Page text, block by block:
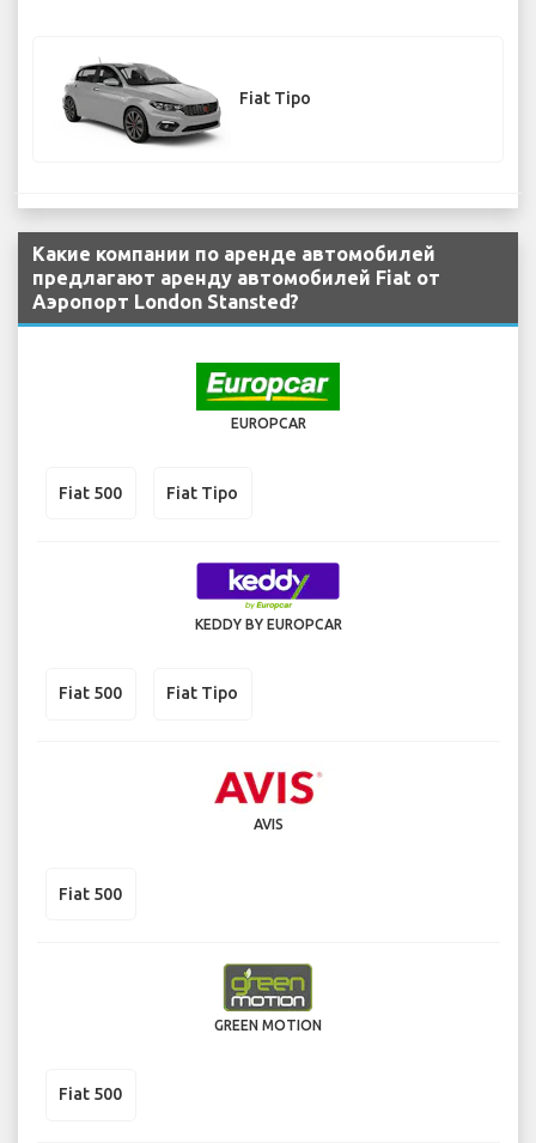
Fiat Tipo
Какие компании по аренде автомобилей
предлагают аренду автомобилей Fiat от
Аэропорт London Stansted?
EUROPCAR
Fiat 500 Fiat Tipo
KEDDY BY EUROPCAR
Fiat 500 Fiat Tipo
AVIS
Fiat 500
GREEN MOTION
Fiat 500